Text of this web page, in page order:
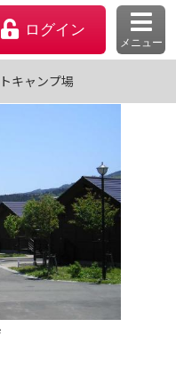
ログイン
メニュー
キャンプ場